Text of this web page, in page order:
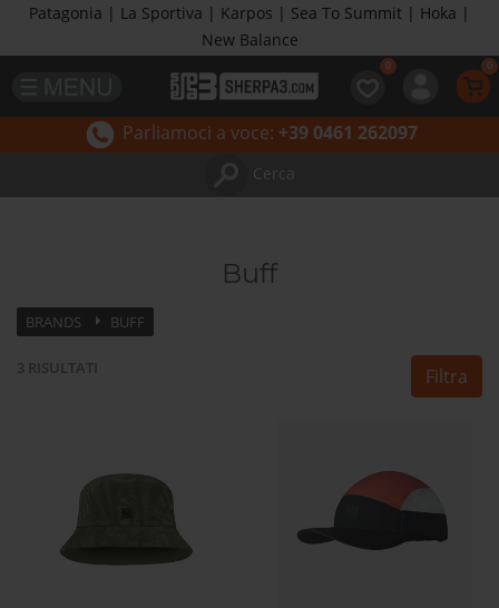
Patagonia | La Sportiva | Karpos | Sea To Summit | Hoka |
New Balance
Parliamoci a voce: +39 0461 262097
Cerca
Buff
BRANDS BUFF
3 RISULTATI Filtra